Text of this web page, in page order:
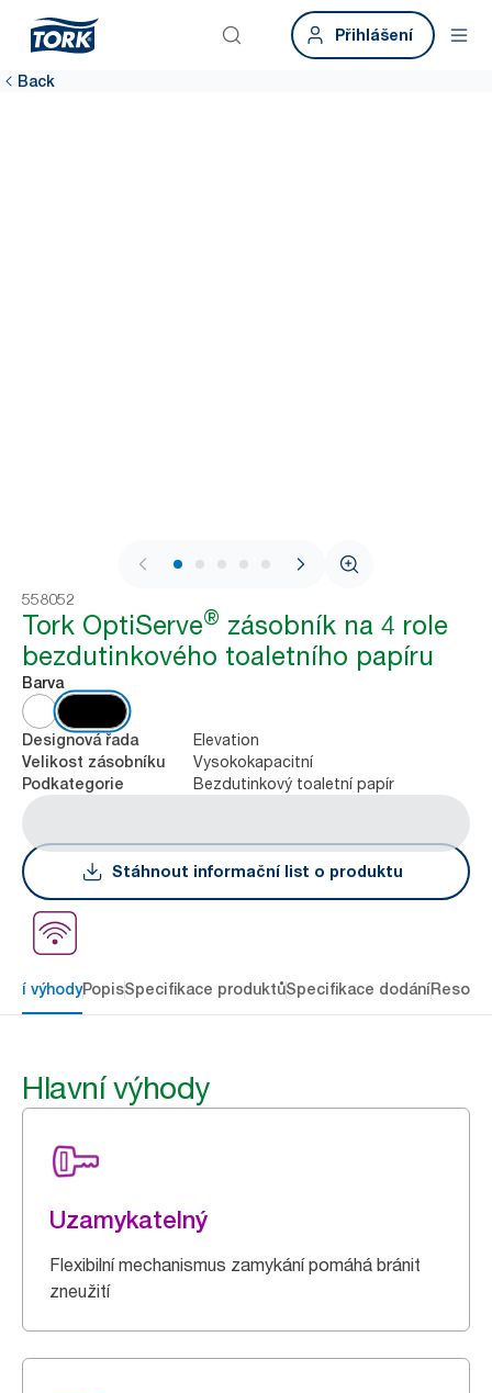
Přihlášení
Back
1 / 8
558052
Tork OptiServe® zásobník na 4 role
bezdutinkového toaletního papíru
Barva
Designová řada Elevation
Velikost zásobníku Vysokokapacitní
Podkategorie Bezdutinkový toaletní papír
Stáhnout informační list o produktu
výhodyPopisSpecifikace produktůSpecifikace dodání
Hlavní výhody
Uzamykatelný
Flexibilní mechanismus zamykání pomáhá bránit
zneužití